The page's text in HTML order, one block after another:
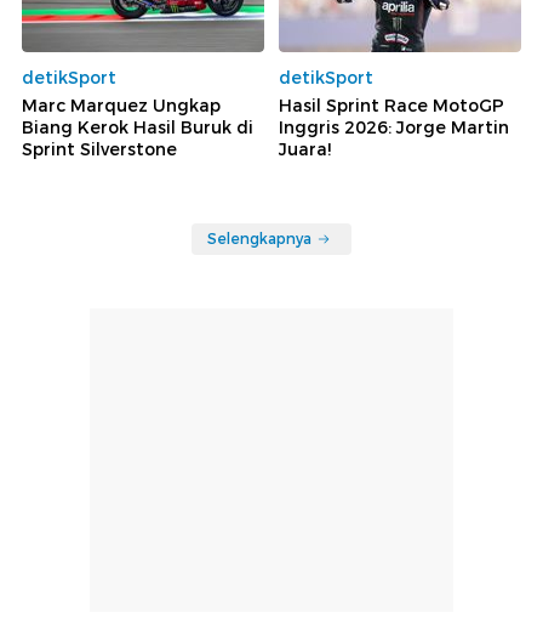
detikSport
Marc Marquez Ungkap
Biang Kerok Hasil Buruk di
Sprint Silverstone
detikSport
Hasil Sprint Race MotoGP
Inggris 2026: Jorge Martin
Juara!
Selengkapnya